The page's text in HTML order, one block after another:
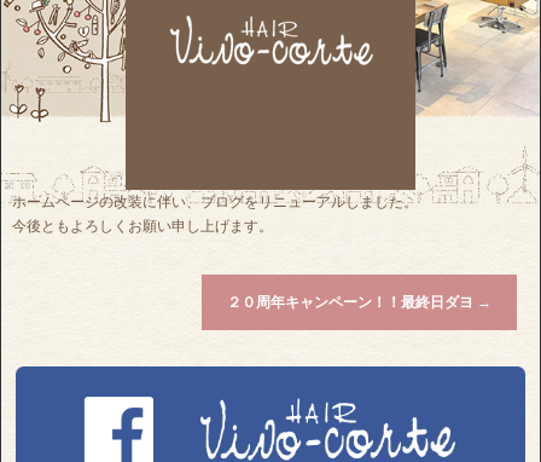
ホームページの改装に伴い、ブログをリニューアルしました。
今後ともよろしくお願い申し上げます。
２０周年キャンペーン！！最終日ダヨ →